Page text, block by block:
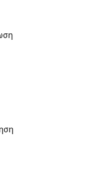
ΓΙΑ ΤΟΝ